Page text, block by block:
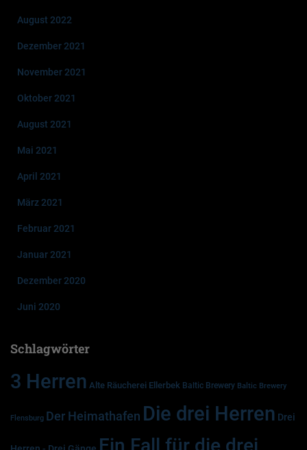
August 2022
Dezember 2021
November 2021
Oktober 2021
August 2021
Mai 2021
April 2021
März 2021
Februar 2021
Januar 2021
Dezember 2020
Juni 2020
Schlagwörter
3 Herren Alte Räucherei Ellerbek Baltic Brewery Baltic Brewery
Flensburg Der Heimathafen Die drei Herren Drei